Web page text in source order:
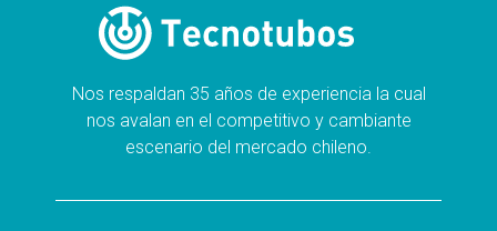
Nos respaldan 35 años de experiencia la cual
nos avalan en el competitivo y cambiante
escenario del mercado chileno.